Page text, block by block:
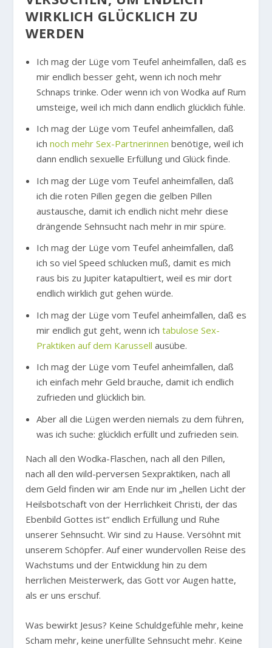
WIRKLICH GLÜCKLICH ZU
WERDEN
Ich mag der Lüge vom Teufel anheimfallen, daß es
mir endlich besser geht, wenn ich noch mehr
Schnaps trinke. Oder wenn ich von Wodka auf Rum
umsteige, weil ich mich dann endlich glücklich fühle.
Ich mag der Lüge vom Teufel anheimfallen, daß
ich noch mehr Sex-Partnerinnen benötige, weil ich
dann endlich sexuelle Erfüllung und Glück finde.
Ich mag der Lüge vom Teufel anheimfallen, daß
ich die roten Pillen gegen die gelben Pillen
austausche, damit ich endlich nicht mehr diese
drängende Sehnsucht nach mehr in mir spüre.
Ich mag der Lüge vom Teufel anheimfallen, daß
ich so viel Speed schlucken muß, damit es mich
raus bis zu Jupiter katapultiert, weil es mir dort
endlich wirklich gut gehen würde.
Ich mag der Lüge vom Teufel anheimfallen, daß es
mir endlich gut geht, wenn ich tabulose Sex-
Praktiken auf dem Karussell ausübe.
Ich mag der Lüge vom Teufel anheimfallen, daß
ich einfach mehr Geld brauche, damit ich endlich
zufrieden und glücklich bin.
Aber all die Lügen werden niemals zu dem führen,
was ich suche: glücklich erfüllt und zufrieden sein.
Nach all den Wodka-Flaschen, nach all den Pillen,
nach all den wild-perversen Sexpraktiken, nach all
dem Geld finden wir am Ende nur im „hellen Licht der
Heilsbotschaft von der Herrlichkeit Christi, der das
Ebenbild Gottes ist“ endlich Erfüllung und Ruhe
unserer Sehnsucht. Wir sind zu Hause. Versöhnt mit
unserem Schöpfer. Auf einer wundervollen Reise des
Wachstums und der Entwicklung hin zu dem
herrlichen Meisterwerk, das Gott vor Augen hatte,
als er uns erschuf.
Was bewirkt Jesus? Keine Schuldgefühle mehr, keine
Scham mehr, keine unerfüllte Sehnsucht mehr. Keine